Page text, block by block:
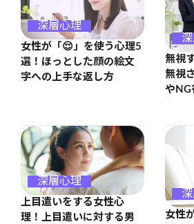
深層心理
女性が「😌」を使う心理5
選！ほっとした顔の絵文
字への上手な返し方
無視
無視
やNG
深層心理
上目遣いをする女性心
理！上目遣いに対する男
女性